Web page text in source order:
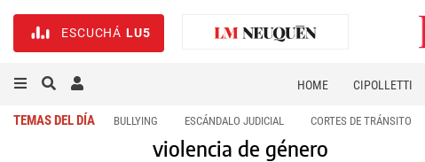
ESCUCHÁ LU5
HOME CIPOLLETTI
TEMAS DEL DÍA BULLYING ESCÁNDALO JUDICIAL CORTES DE TRÁNSITO
violencia de género